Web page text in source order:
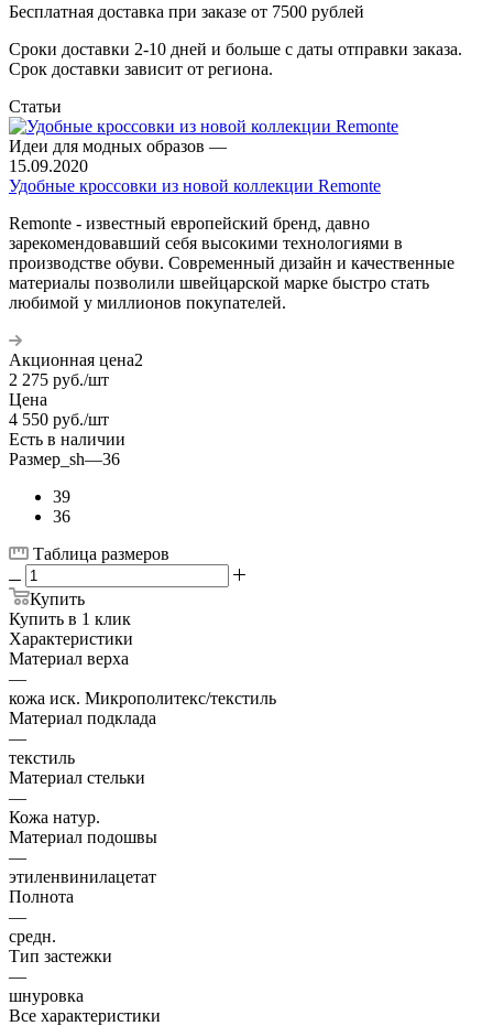
Бесплатная доставка при заказе от 7500 рублей
Сроки доставки 2-10 дней и больше с даты отправки заказа.
Срок доставки зависит от региона.
Статьи
Идеи для модных образов —
15.09.2020
Удобные кроссовки из новой коллекции Remonte
Remonte - известный европейский бренд, давно
зарекомендовавший себя высокими технологиями в
производстве обуви. Современный дизайн и качественные
материалы позволили швейцарской марке быстро стать
любимой у миллионов покупателей.
Акционная цена2
2 275 руб./шт
Цена
4 550 руб./шт
Есть в наличии
Размер_sh—36
39
36
Таблица размеров
Купить
Купить в 1 клик
Характеристики
Материал верха
—
кожа иск. Микрополитекс/текстиль
Материал подклада
—
текстиль
Материал стельки
—
Кожа натур.
Материал подошвы
—
этиленвинилацетат
Полнота
—
средн.
Тип застежки
—
шнуровка
Все характеристики